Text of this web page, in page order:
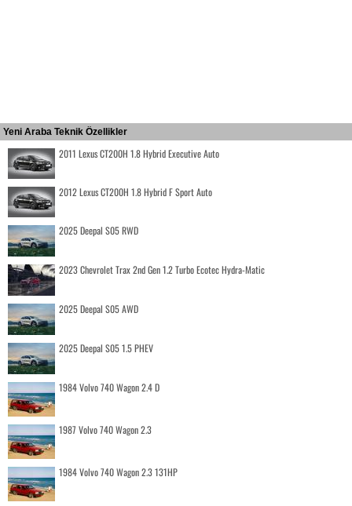
Yeni Araba Teknik Özellikler
2011 Lexus CT200H 1.8 Hybrid Executive Auto
2012 Lexus CT200H 1.8 Hybrid F Sport Auto
2025 Deepal S05 RWD
2023 Chevrolet Trax 2nd Gen 1.2 Turbo Ecotec Hydra-Matic
2025 Deepal S05 AWD
2025 Deepal S05 1.5 PHEV
1984 Volvo 740 Wagon 2.4 D
1987 Volvo 740 Wagon 2.3
1984 Volvo 740 Wagon 2.3 131HP